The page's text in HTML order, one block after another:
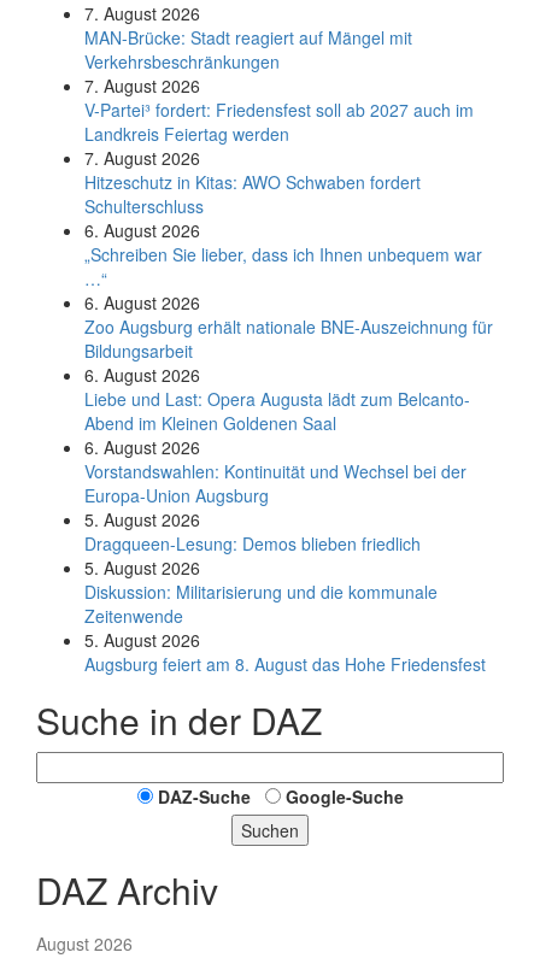
7. August 2026
MAN-Brücke: Stadt reagiert auf Mängel mit
Verkehrsbeschränkungen
7. August 2026
V-Partei­³ fordert: Friedens­fest soll ab 2027 auch im
Land­kreis Feier­tag werden
7. August 2026
Hitzeschutz in Kitas: AWO Schwaben fordert
Schulterschluss
6. August 2026
„Schreiben Sie lieber, dass ich Ihnen unbequem war
…“
6. August 2026
Zoo Augsburg erhält nationale BNE-Auszeichnung für
Bildungsarbeit
6. August 2026
Liebe und Last: Opera Augusta lädt zum Belcanto-
Abend im Kleinen Goldenen Saal
6. August 2026
Vorstandswahlen: Kontinuität und Wechsel bei der
Europa-Union Augsburg
5. August 2026
Dragqueen-Lesung: Demos blieben friedlich
5. August 2026
Diskussion: Mi­li­ta­ri­sie­rung und die kommunale
Zeitenwende
5. August 2026
Augsburg feiert am 8. August das Hohe Friedensfest
Suche in der DAZ
DAZ-Suche
Google-Suche
Suchen
DAZ Archiv
August 2026